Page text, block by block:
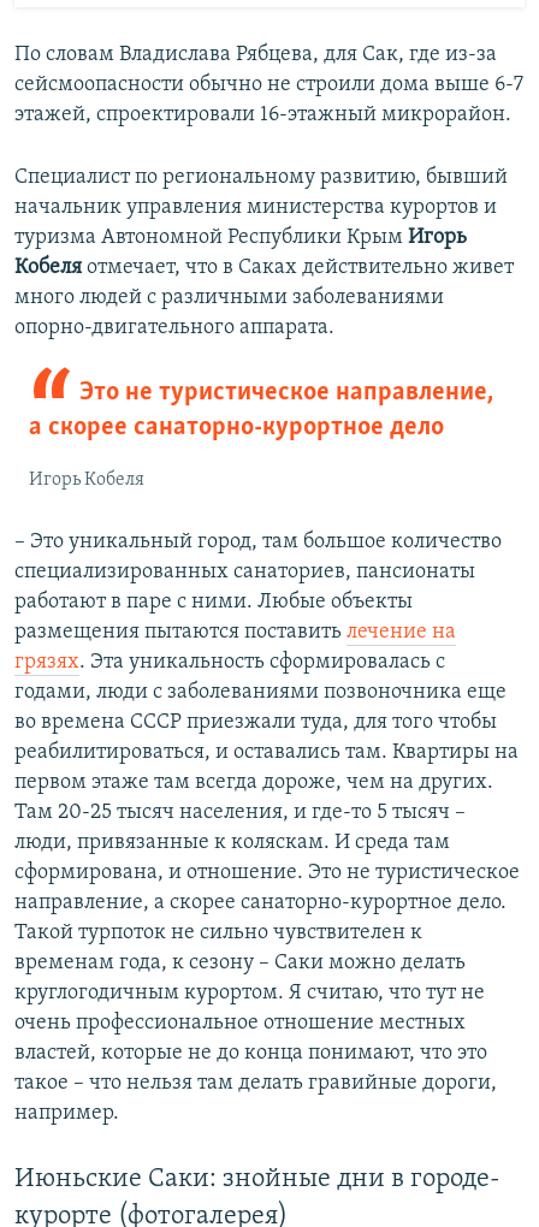
По словам Владислава Рябцева, для Сак, где из-за
сейсмоопасности обычно не строили дома выше 6-7
этажей, спроектировали 16-этажный микрорайон.
Специалист по региональному развитию, бывший
начальник управления министерства курортов и
туризма Автономной Республики Крым Игорь
Кобеля отмечает, что в Саках действительно живет
много людей с различными заболеваниями
опорно-двигательного аппарата.
Это не туристическое направление,
а скорее санаторно-курортное дело
Игорь Кобеля
– Это уникальный город, там большое количество
специализированных санаториев, пансионаты
работают в паре с ними. Любые объекты
размещения пытаются поставить лечение на
грязях. Эта уникальность сформировалась с
годами, люди с заболеваниями позвоночника еще
во времена СССР приезжали туда, для того чтобы
реабилитироваться, и оставались там. Квартиры на
первом этаже там всегда дороже, чем на других.
Там 20-25 тысяч населения, и где-то 5 тысяч –
люди, привязанные к коляскам. И среда там
сформирована, и отношение. Это не туристическое
направление, а скорее санаторно-курортное дело.
Такой турпоток не сильно чувствителен к
временам года, к сезону – Саки можно делать
круглогодичным курортом. Я считаю, что тут не
очень профессиональное отношение местных
властей, которые не до конца понимают, что это
такое – что нельзя там делать гравийные дороги,
например.
Июньские Саки: знойные дни в городе-
курорте (фотогалерея)